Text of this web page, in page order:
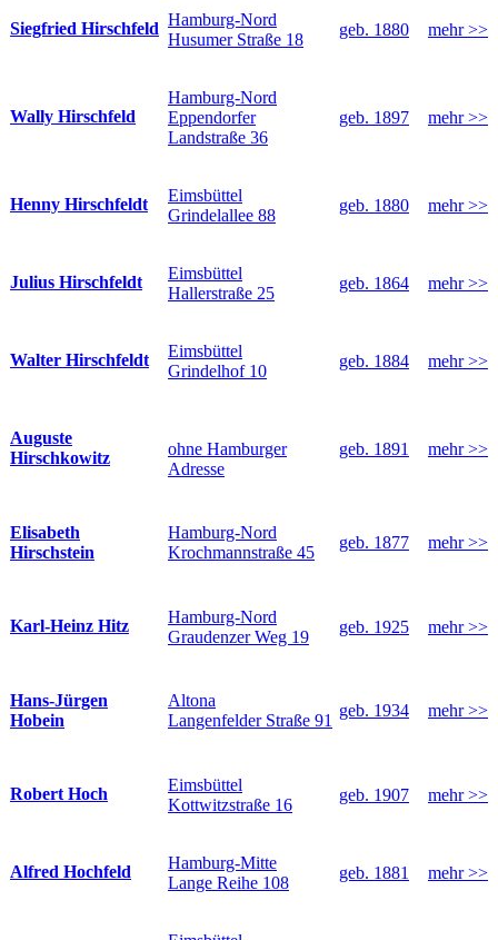
Siegfried Hirschfeld Hamburg-Nord
Husumer Straße 18
geb. 1880 mehr >>
Wally Hirschfeld
Hamburg-Nord
Eppendorfer
Landstraße 36
geb. 1897 mehr >>
Henny Hirschfeldt
Eimsbüttel
Grindelallee 88
geb. 1880 mehr >>
Julius Hirschfeldt
Eimsbüttel
Hallerstraße 25
geb. 1864 mehr >>
Walter Hirschfeldt
Eimsbüttel
Grindelhof 10
geb. 1884 mehr >>
Auguste
Hirschkowitz
ohne Hamburger
Adresse
geb. 1891 mehr >>
Elisabeth
Hirschstein
Hamburg-Nord
Krochmannstraße 45
geb. 1877 mehr >>
Karl-Heinz Hitz
Hamburg-Nord
Graudenzer Weg 19
geb. 1925 mehr >>
Hans-Jürgen
Hobein
Altona
Langenfelder Straße 91
geb. 1934 mehr >>
Robert Hoch
Eimsbüttel
Kottwitzstraße 16
geb. 1907 mehr >>
Alfred Hochfeld
Hamburg-Mitte
Lange Reihe 108
geb. 1881 mehr >>